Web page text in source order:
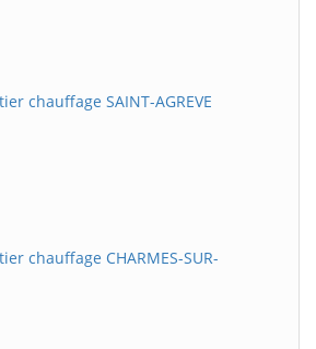
chauffage SAINT-AGREVE
chauffage CHARMES-SUR-